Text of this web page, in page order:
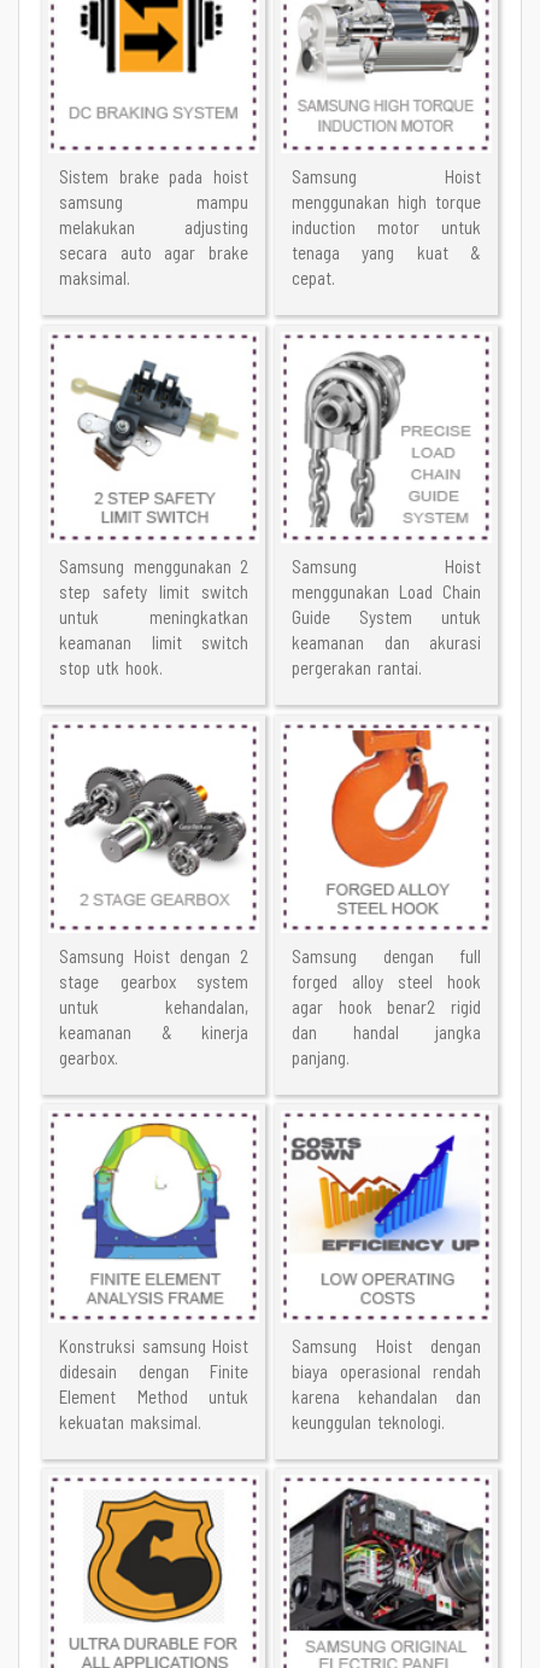
Sistem brake pada hoist
samsung mampu
melakukan adjusting
secara auto agar brake
maksimal.
Samsung Hoist
menggunakan high torque
induction motor untuk
tenaga yang kuat &
cepat.
Samsung menggunakan 2
step safety limit switch
untuk meningkatkan
keamanan limit switch
stop utk hook.
Samsung Hoist
menggunakan Load Chain
Guide System untuk
keamanan dan akurasi
pergerakan rantai.
Samsung Hoist dengan 2
stage gearbox system
untuk kehandalan,
keamanan & kinerja
gearbox.
Samsung dengan full
forged alloy steel hook
agar hook benar2 rigid
dan handal jangka
panjang.
Konstruksi samsung Hoist
didesain dengan Finite
Element Method untuk
kekuatan maksimal.
Samsung Hoist dengan
biaya operasional rendah
karena kehandalan dan
keunggulan teknologi.